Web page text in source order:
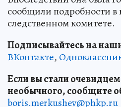
сообщили подробности в
следственном комитете.
Подписывайтесь на
ВКонтакте,
Если вы стали
необычного, сообщите
boris.merkushev@phkp.ru